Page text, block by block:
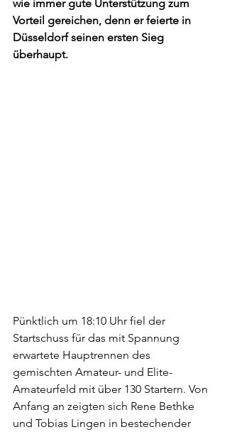
wie immer gute Unterstützung zum
Vorteil gereichen, denn er feierte in
Düsseldorf seinen ersten Sieg
überhaupt.
Pünktlich um 18:10 Uhr fiel der
Startschuss für das mit Spannung
erwartete Hauptrennen des
gemischten Amateur- und Elite-
Amateurfeld mit über 130 Startern. Von
Anfang an zeigten sich Rene Bethke
und Tobias Lingen in bestechender